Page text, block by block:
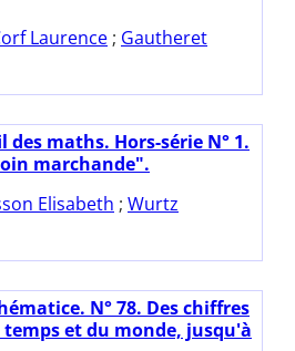
Laurence ; Gautheret
des maths. Hors-série N° 1.
marchande".
Elisabeth ; Wurtz
N° 78. Des chiffres
et du monde, jusqu'à